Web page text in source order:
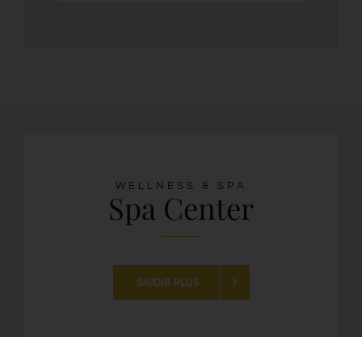
WELLNESS & SPA
Spa Center
SAVOIR PLUS